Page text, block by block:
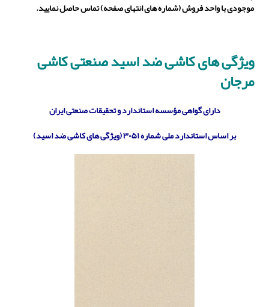
موجودی با واحد فروش (شماره های انتهای صفحه) تماس حاصل نمایید.
ویژگی های کاشی ضد اسید صنعتی کاشی
مرجان
دارای گواهی مؤسسه استاندارد و تحقیقات صنعتی ایران
بر اساس استاندارد ملی شماره ۳۰۵۱ (ویژگی های کاشی ضد اسید)